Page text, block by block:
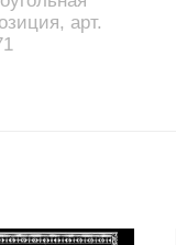
арт.